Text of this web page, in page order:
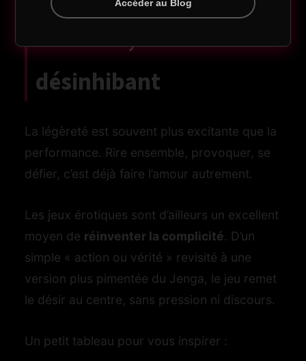
s’amuser, c’est
désinhibant
La légèreté est souvent plus excitante que la
performance. Rire ensemble, provoquer, se
défier, c’est déjà faire l’amour autrement.
Les jeux érotiques sont d’ailleurs un excellent
moyen de réinventer la complicité. D’un
simple « action ou vérité » revisité à une
version plus pimentée du Jenga, le jeu remet
le désir au centre, sans pression ni discours.
Un petit tableau pour vous inspirer :
Accéder au Blog